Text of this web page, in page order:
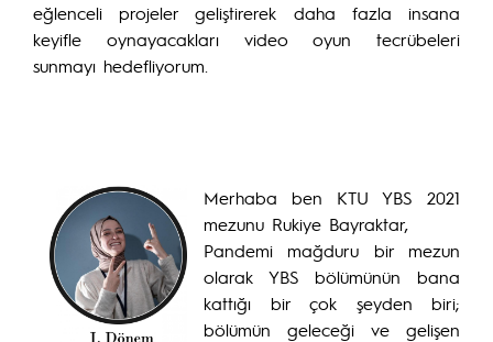
eğlenceli projeler geliştirerek daha fazla insana
keyifle oynayacakları video oyun tecrübeleri
sunmayı hedefliyorum.
Merhaba ben KTU YBS 2021
mezunu Rukiye Bayraktar,
Pandemi mağduru bir mezun
olarak YBS bölümünün bana
kattığı bir çok şeyden biri;
bölümün geleceği ve gelişen